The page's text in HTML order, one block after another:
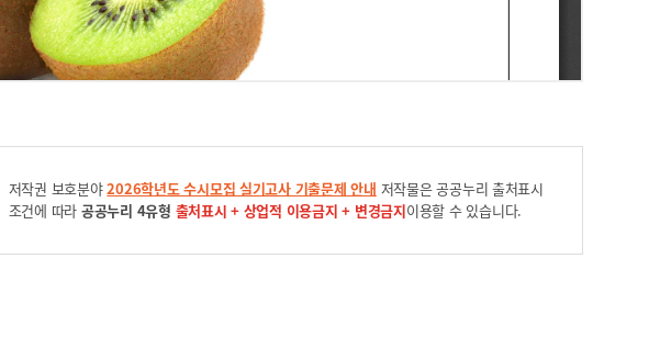
저작권 보호분야2026학년도 수시모집 실기고사 기출문제 안내 저작물은 공공누리 출처표시
조건에 따라 공공누리 4유형 출처표시 + 상업적 이용금지 + 변경금지이용할 수 있습니다.